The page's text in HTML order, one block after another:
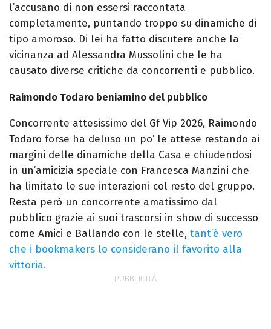
l’accusano di non essersi raccontata
completamente, puntando troppo su dinamiche di
tipo amoroso. Di lei ha fatto discutere anche la
vicinanza ad Alessandra Mussolini che le ha
causato diverse critiche da concorrenti e pubblico.
Raimondo Todaro beniamino del pubblico
Concorrente attesissimo del Gf Vip 2026, Raimondo
Todaro forse ha deluso un po’ le attese restando ai
margini delle dinamiche della Casa e chiudendosi
in un’amicizia speciale con Francesca Manzini che
ha limitato le sue interazioni col resto del gruppo.
Resta però un concorrente amatissimo dal
pubblico grazie ai suoi trascorsi in show di successo
come Amici e Ballando con le stelle, tant’è vero
che i bookmakers lo considerano il favorito alla
vittoria.